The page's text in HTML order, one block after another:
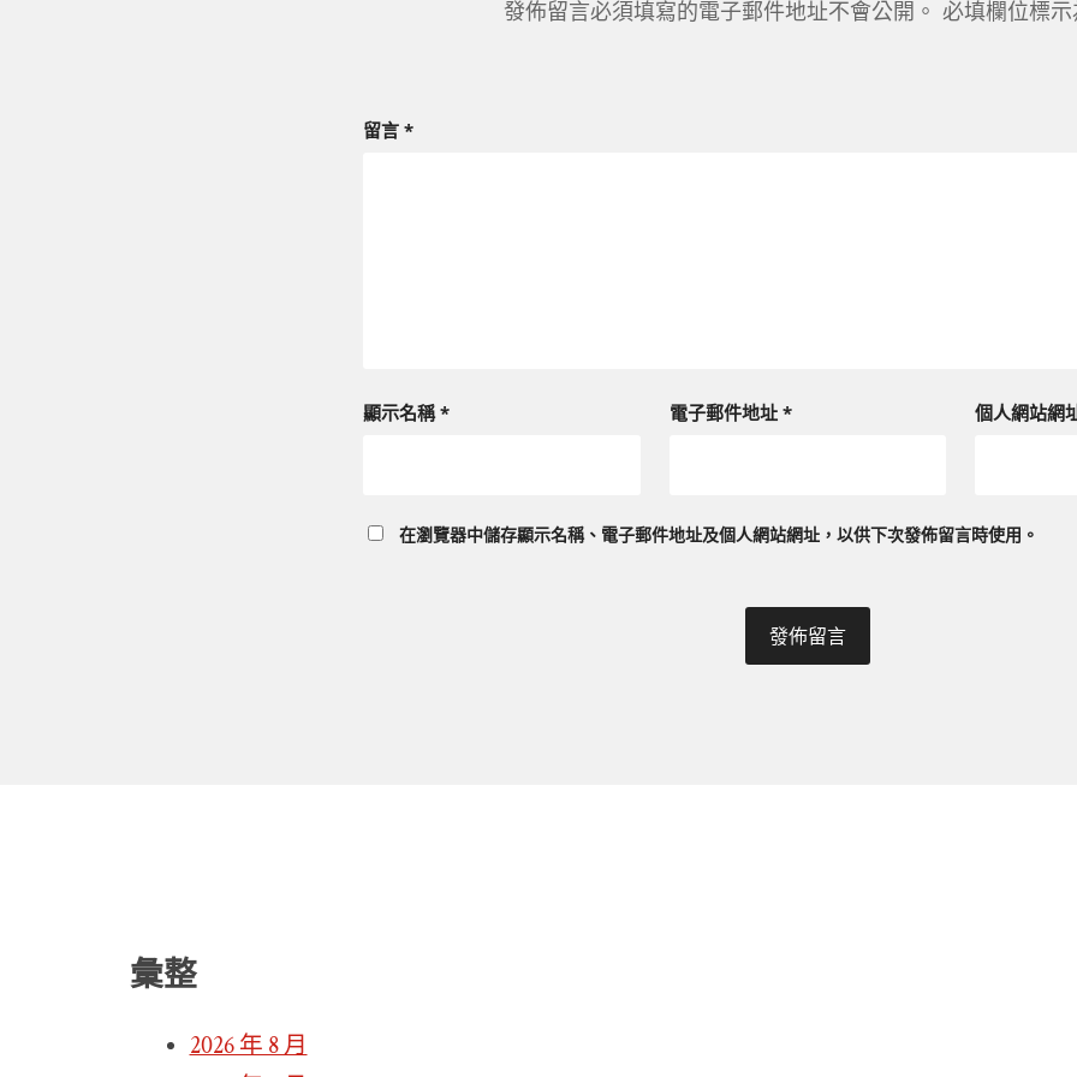
發佈留言必須填寫的電子郵件地址不會公開。 必填欄位標示
留言 *
顯示名稱* 電子郵件地址 * 個人網站網
在瀏覽器中儲存顯示名稱、電子郵件地址及個人網站網址，以供下次發佈留言時使用。
彙整
2026 年 8 月